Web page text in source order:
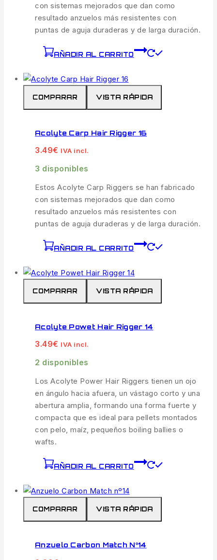
con sistemas mejorados que dan como
resultado anzuelos más resistentes con
puntas de aguja duraderas y de larga duración.
AÑADIR AL CARRITO
COMPARAR VISTA RÁPIDA
Acolyte Carp Hair Rigger 16
3.49€ IVA incl.
3 disponibles
Estos Acolyte Carp Riggers se han fabricado
con sistemas mejorados que dan como
resultado anzuelos más resistentes con
puntas de aguja duraderas y de larga duración.
AÑADIR AL CARRITO
COMPARAR VISTA RÁPIDA
Acolyte Powet Hair Rigger 14
3.49€ IVA incl.
2 disponibles
Los Acolyte Power Hair Riggers tienen un ojo
en ángulo hacia afuera, un vástago corto y una
abertura amplia, formando una forma fuerte y
compacta que es ideal para pellets montados
con pelo, maíz, pequeños boiling ballies o
wafts.
AÑADIR AL CARRITO
COMPARAR VISTA RÁPIDA
Anzuelo Carbon Match Nº14